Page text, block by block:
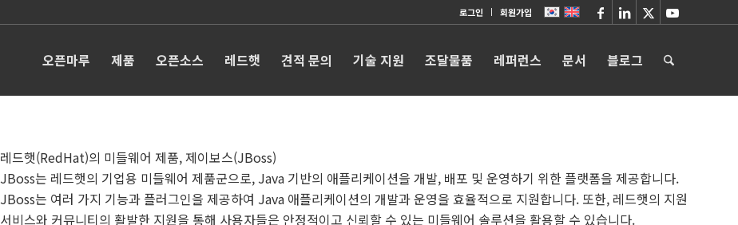
로그인 회원가입
오픈마루 제품 오픈소스 레드햇 견적 문의 기술 지원 조달물품 레퍼런스 문서 블로그
레드햇(RedHat)의 미들웨어 제품, 제이보스(JBoss)
JBoss는 레드햇의 기업용 미들웨어 제품군으로, Java 기반의 애플리케이션을 개발, 배포 및 운영하기 위한 플랫폼을 제공합니다.
JBoss는 여러 가지 기능과 플러그인을 제공하여 Java 애플리케이션의 개발과 운영을 효율적으로 지원합니다. 또한, 레드햇의 지원
서비스와 커뮤니티의 활발한 지원을 통해 사용자들은 안정적이고 신뢰할 수 있는 미들웨어 솔루션을 활용할 수 있습니다.